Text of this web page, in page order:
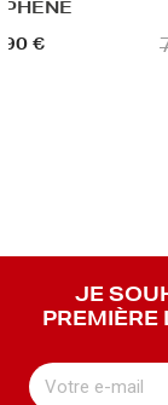
75,00 € 52,50
JE
PREMIÈRE